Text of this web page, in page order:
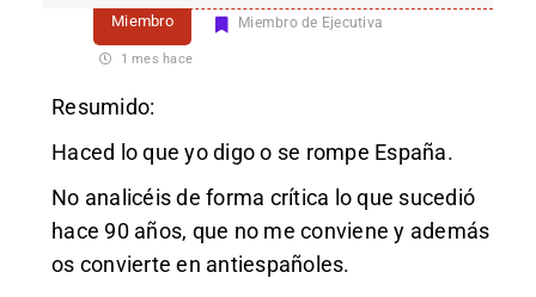
Miembro Miembro de Ejecutiva
1 mes hace
Resumido:
Haced lo que yo digo o se rompe España.
No analicéis de forma crítica lo que sucedió
hace 90 años, que no me conviene y además
os convierte en antiespañoles.